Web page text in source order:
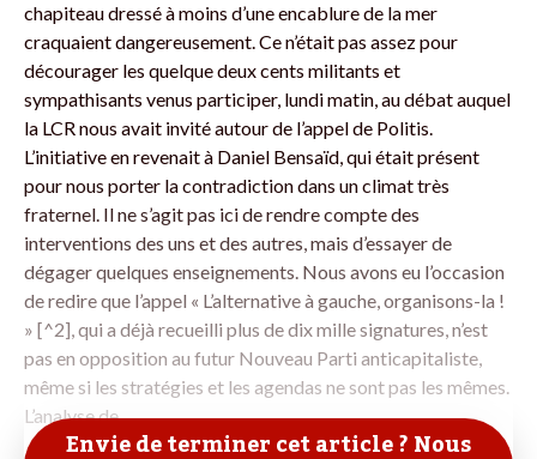
chapiteau dressé à moins d’une encablure de la mer
craquaient dangereusement. Ce n’était pas assez pour
décourager les quelque deux cents militants et
sympathisants venus participer, lundi matin, au débat auquel
la LCR nous avait invité autour de l’appel de Politis.
L’initiative en revenait à Daniel Bensaïd, qui était présent
pour nous porter la contradiction dans un climat très
fraternel. Il ne s’agit pas ici de rendre compte des
interventions des uns et des autres, mais d’essayer de
dégager quelques enseignements. Nous avons eu l’occasion
de redire que l’appel « L’alternative à gauche, organisons-la !
» [^2], qui a déjà recueilli plus de dix mille signatures, n’est
pas en opposition au futur Nouveau Parti anticapitaliste,
même si les stratégies et les agendas ne sont pas les mêmes.
L’analyse de
Envie de terminer cet article ? Nous